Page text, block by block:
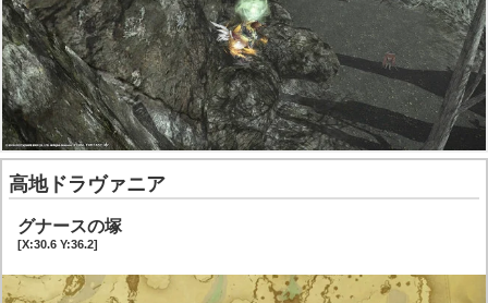
高地ドラヴァニア
グナースの塚
[X:30.6 Y:36.2]